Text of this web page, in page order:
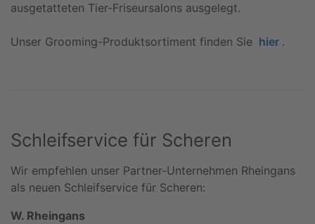
ausgetatteten Tier-Friseursalons ausgelegt.
Unser Grooming-Produktsortiment finden Sie hier .
Schleifservice für Scheren
Wir empfehlen unser Partner-Unternehmen Rheingans
als neuen Schleifservice für Scheren:
W. Rheingans